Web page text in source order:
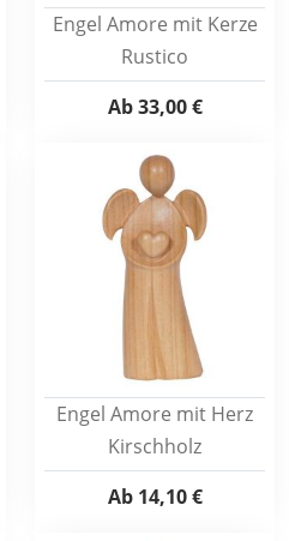
Engel Amore mit Kerze
Rustico
Ab33,00 €
Engel Amore mit Herz
Kirschholz
Ab14,10 €